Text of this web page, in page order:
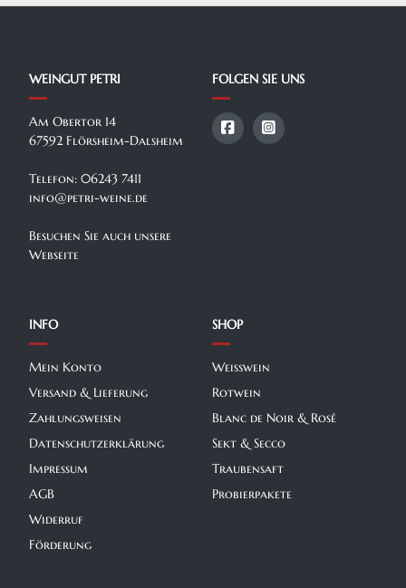
WEINGUT PETRI
Am Obertor 14
67592 Flörsheim-Dalsheim
Telefon: 06243 7411
info@petri-weine.de
Besuchen Sie auch unsere
Webseite
FOLGEN SIE UNS
INFO
Mein Konto
Versand & Lieferung
Zahlungsweisen
Datenschutzerklärung
Impressum
AGB
Widerruf
Förderung
SHOP
Weißwein
Rotwein
Blanc de Noir & Rosé
Sekt & Secco
Traubensaft
Probierpakete